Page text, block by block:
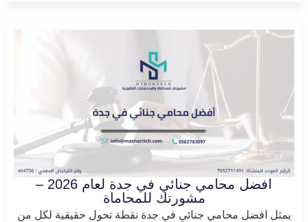
افضل محامي جنائي في جدة لعام 2026 –
مشورتك للمحاماة
يمثل افضل محامي جنائي في جدة نقطة تحول حقيقية لكل من